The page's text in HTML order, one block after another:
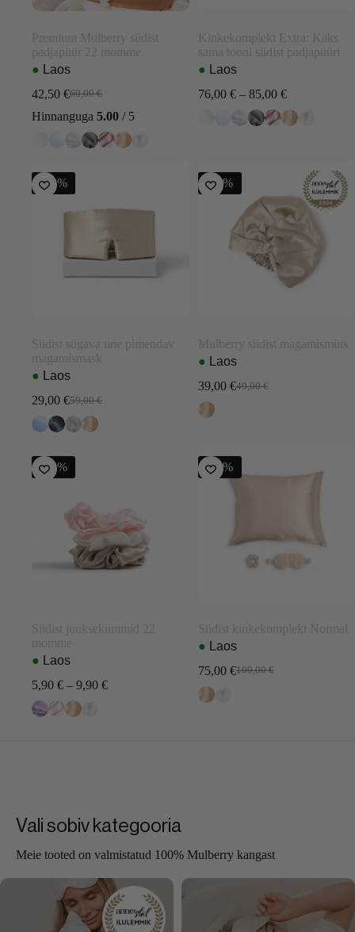
Premium Mulberry siidist
padjapüür 22 momme
● Laos
60,00€
Algne
hind
60,00 €.
42,50 €Current
price
42,50 €.
Hinnanguga 5.00 / 5
Kinkekomplekt Extra: Kaks
sama tooni siidist padjapüüri
● Laos
76,00 € – 85,00 €Price
range:
76,00 €
-51%
Siidist sügava une pimendav
magamismask
● Laos
59,00€
Algne
hind
oli:
29,00 €Current
price
is:
-20%
Mulberry siidist magamismüts
● Laos
49,00€
Algne
39,00 €Current
-41%
Siidist juuksekummid 22
momme
● Laos
5,90 € – 9,90 €Price
-25%
Siidist kinkekomplekt Normal
● Laos
100,00€
Algne
75,00 €Current
Vali sobiv kategooria
Meie tooted on valmistatud 100% Mulberry kangast